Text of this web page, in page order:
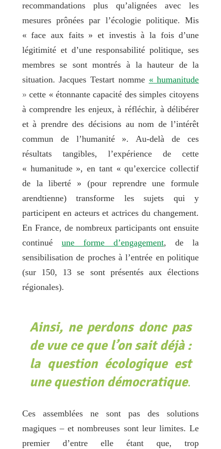
recommandations plus qu’alignées avec les
mesures prônées par l’écologie politique.Mis
« face aux faits » et investis à la fois d’une
légitimité et d’une responsabilité politique, ses
membres se sont montrés à la hauteur de la
situation.Jacques Testart nomme « humanitude
» cette « étonnante capacité des simples citoyens
à comprendre les enjeux, à réfléchir, à délibérer
et à prendre des décisions au nom de l’intérêt
commun de l’humanité ». Au-delà de ces
résultats tangibles, l’expérience de cette
« humanitude », en tant « qu’exercice collectif
de la liberté » (pour reprendre une formule
arendtienne) transforme les sujets qui y
participent en acteurs et actrices du changement.
En France, de nombreux participants ont ensuite
continué une forme d’engagement, de la
sensibilisation de proches à l’entrée en politique
(sur 150, 13 se sont présentés aux élections
régionales).
Ainsi, ne perdons donc pas
de vue ce que l’on sait déjà :
la question écologique est
une question démocratique.
Ces assemblées ne sont pas des solutions
magiques – et nombreuses sont leur limites. Le
premier d’entre elle étant que, trop